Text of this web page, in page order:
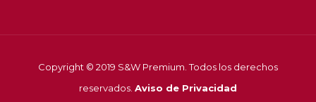
Copyright © 2019 S&W Premium. Todos los derechos
reservados. Aviso de Privacidad